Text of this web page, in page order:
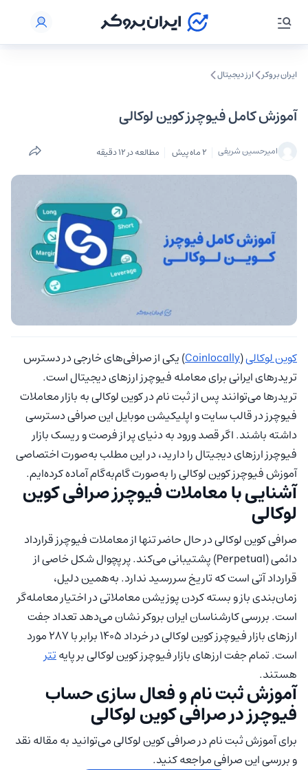
ایران بروکر ارز دیجیتال
آموزش کامل فیوچرز کوین لوکالی
امیرحسین شریفی 2 ماه پیش مطالعه در 12 دقیقه
کوین لوکالی(
Coinlocally) یکی از صرافی‌های خارجی در دسترس
تریدرهای ایرانی برای معامله فیوچرز ارزهای دیجیتال است.
تریدرها می‌توانند پس از ثبت نام در کوین لوکالی به بازار معاملات
فیوچرز در قالب سایت و اپلیکیشن موبایل این صرافی دسترسی
داشته باشند. اگر قصد ورود به دنیای پر از فرصت و ریسک بازار
فیوچرز ارزهای دیجیتال را دارید، در این مطلب به‌صورت اختصاصی
آموزش فیوچرز کوین لوکالی را به‌صورت گام‌به‌گام آماده کرده‌ایم.
آشنایی با معاملات فیوچرز صرافی کوین
لوکالی
صرافی کوین لوکالی در حال حاضر تنها از معاملات فیوچرز قرارداد
دائمی (Perpetual) پشتیبانی می‌کند. پرپچوال شکل خاصی از
قرارداد آتی است که تاریخ سررسید ندارد. به‌همین دلیل،
زمان‌بندی باز و بسته کردن پوزیشن معاملاتی در اختیار معامله‌گر
است. بررسی کارشناسان ایران بروکر نشان می‌دهد تعداد جفت
ارزهای بازار فیوچرز کوین لوکالی در خرداد 1405 برابر با 287 مورد
است. تمام جفت ارزهای بازار فیوچرز کوین لوکالی بر پایهتتر
هستند.
آموزش ثبت‌ نام و فعال‌ سازی حساب
فیوچرز در صرافی کوین لوکالی
برای آموزش ثبت نام در صرافی کوین لوکالی می‌توانید به مقاله نقد
و بررسی این صرافی مراجعه کنید.